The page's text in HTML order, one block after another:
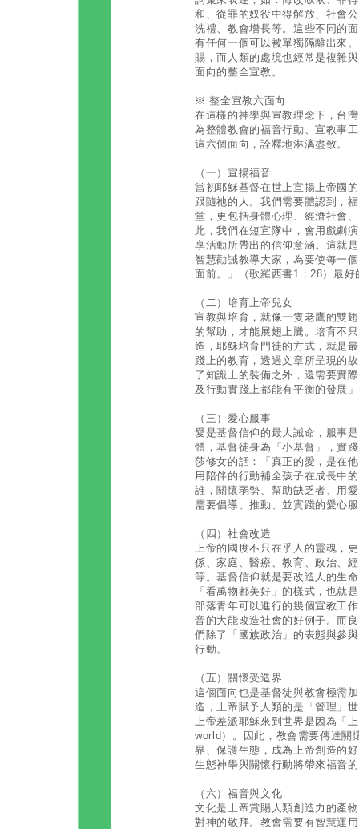
和、從罪的奴役中得解放、社會
洗禮、教會增長等。這些不同的
有任何一個可以被單獨隔離出來
賜，而人類的處境也經常是複雜
面向的整全宣教。
※ 整全宣教六面向
在這樣的神學與宣教理念下，台
為整體教會的福音行動、宣教事
這六個面向，詮釋地淋漓盡致。
（一）宣揚福音
當初耶穌基督在世上宣揚上帝國
跟隨祂的人。我們需要體認到，
堂，更包括身體心理、經濟社會
此，我們在短宣隊中，會用戲劇
享活動所帶出的信仰意涵。這就
智慧勸誡教導大家，為要使每一
面前。」（歌羅西書1：28）最好
（二）培育上帝兒女
宣教與培育，就像一隻老鷹的雙
的幫助，才能展翅上騰。培育不
造，耶穌培育門徒的方式，就是
踐上的教育，透過文章所呈現的
了知識上的裝備之外，還需要實
及行動實踐上都能有平衡的發展
（三）愛心服事
愛是基督信仰的最大誡命，服事
體，基督徒身為「小基督」，實
莎修女的話：「真正的愛，是在
用陪伴的行動補全孩子在成長中
誰，關懷弱勢、幫助缺乏者、用
需要倡導、推動、並實踐的愛心
（四）社會改造
上帝的國度不只在乎人的靈魂，
係、家庭、醫療、教育、政治、
等。基督信仰就是要改造人的生
「看萬物都美好」的樣式，也就
部落青年可以進行的幾個宣教工
音的大能改造社會的好例子。而
們除了「國族政治」的表態與參
行動。
（五）關懷受造界
這個面向也是基督徒與教會極需
造，上帝賦予人類的是「管理」
上帝差派耶穌來到世界是因為「
world）。因此，教會需要傳達關
界、保護生態，成為上帝創造的
生態神學與關懷行動將帶來福音
（六）福音與文化
文化是上帝賞賜人類創造力的產
對神的敬拜。教會需要有智慧運